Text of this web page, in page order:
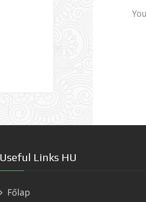
Useful Links HU
Főlap